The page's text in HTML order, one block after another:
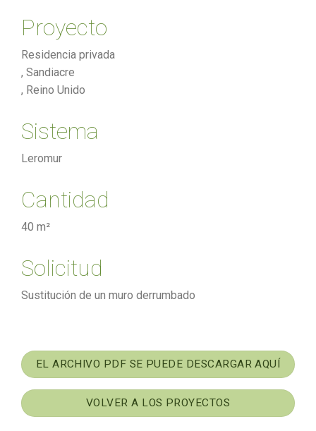
Proyecto
Residencia privada
, Sandiacre
, Reino Unido
Sistema
Leromur
Cantidad
40 m²
Solicitud
Sustitución de un muro derrumbado
EL ARCHIVO PDF SE PUEDE DESCARGAR AQUÍ
VOLVER A LOS PROYECTOS